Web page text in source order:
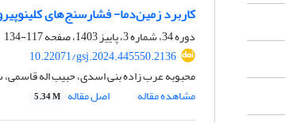
کاربرد زمین‌دما- فشارسنج‌های
دوره 34، شماره 3، پاییز 1403، صفحه
117-134
10.22071/gsj.2024.445550.2136
محبوبه عرب زاده بنی اسدی، حبیب اله قاسمی،
مشاهده مقاله
اصل مقاله 5.34 M